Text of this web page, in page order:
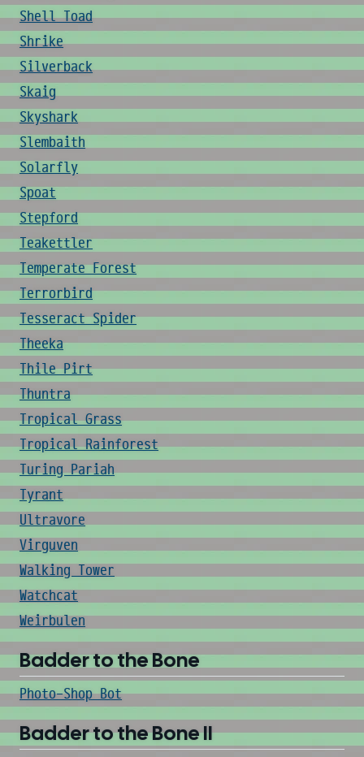
Shell Toad
Shrike
Silverback
Skaig
Skyshark
Slembaith
Solarfly
Spoat
Stepford
Teakettler
Temperate Forest
Terrorbird
Tesseract Spider
Theeka
Thile Pirt
Thuntra
Tropical Grass
Tropical Rainforest
Turing Pariah
Tyrant
Ultravore
Virguven
Walking Tower
Watchcat
Weirbulen
Badder to the Bone
Photo-Shop Bot
Badder to the Bone II